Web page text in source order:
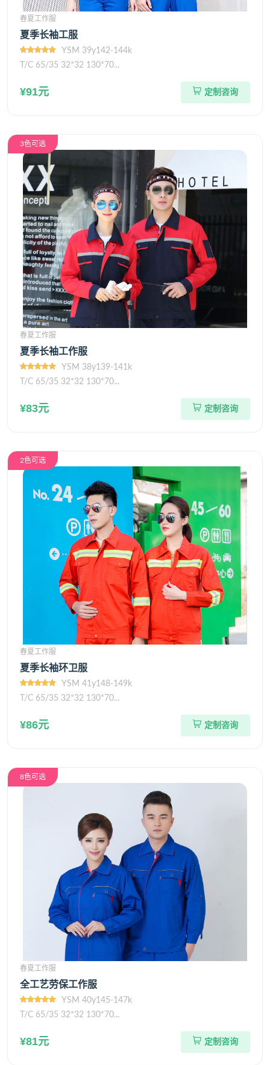
春夏工作服
夏季长袖工服
YSM 39y142-144k
T/C 65/35 32*32 130*70...
¥91元 定制咨询
3色可选
春夏工作服
夏季长袖工作服
YSM 38y139-141k
T/C 65/35 32*32 130*70...
¥83元 定制咨询
2色可选
春夏工作服
夏季长袖环卫服
YSM 41y148-149k
T/C 65/35 32*32 130*70...
¥86元 定制咨询
8色可选
春夏工作服
全工艺劳保工作服
YSM 40y145-147k
T/C 65/35 32*32 130*70...
¥81元 定制咨询